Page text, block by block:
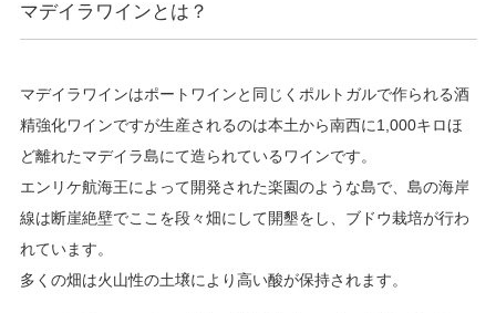
マデイラワインとは？
マデイラワインはポートワインと同じくポルトガルで作られる酒
精強化ワインですが生産されるのは本土から南西に1,000キロほ
ど離れたマデイラ島にて造られているワインです。
エンリケ航海王によって開発された楽園のような島で、島の海岸
線は断崖絶壁でここを段々畑にして開墾をし、ブドウ栽培が行わ
れています。
多くの畑は火山性の土壌により高い酸が保持されます。